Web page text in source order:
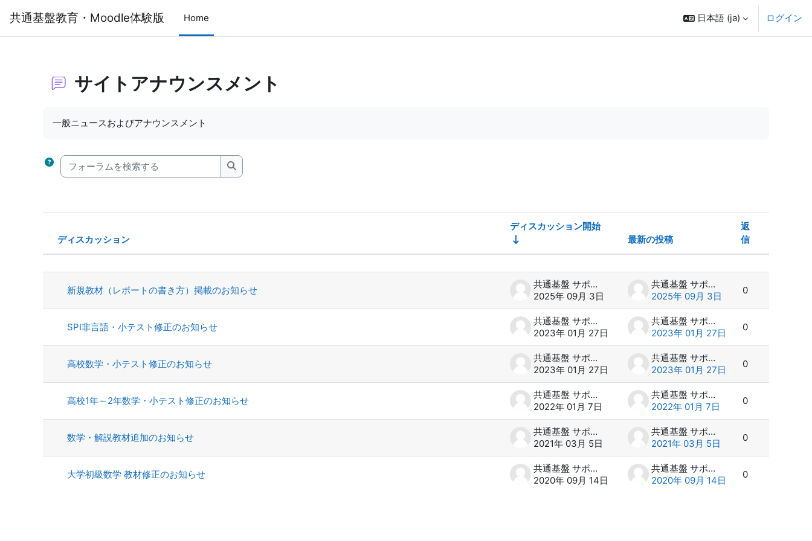
共通基盤教育・Moodle体験版 Home 日本語 ‎(ja)‎ ログイン
サイトアナウンスメント
一般ニュースおよびアナウンスメント
フォーラムを検索する
フォーラムを検索する
ステータス
ディスカッション
ディスカッション開始
最新の投稿
返
信
操作
新規教材（レポートの書き方）掲載のお知らせ
共通基盤 サポート
2025年 09月 3日
共通基盤 サポート
2025年 09月 3日
0
SPI非言語・小テスト修正のお知らせ
共通基盤 サポート
2023年 01月 27日
共通基盤 サポート
2023年 01月 27日
0
高校数学・小テスト修正のお知らせ
共通基盤 サポート
2023年 01月 27日
共通基盤 サポート
2023年 01月 27日
0
高校1年～2年数学・小テスト修正のお知らせ
共通基盤 サポート
2022年 01月 7日
共通基盤 サポート
2022年 01月 7日
0
数学・解説教材追加のお知らせ
共通基盤 サポート
2021年 03月 5日
共通基盤 サポート
2021年 03月 5日
0
大学初級数学 教材修正のお知らせ
共通基盤 サポート
2020年 09月 14日
共通基盤 サポート
2020年 09月 14日
0